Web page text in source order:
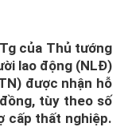
của Thủ tướng
lao động (NLĐ)
được nhận hỗ
tùy theo số
cấp thất nghiệp.